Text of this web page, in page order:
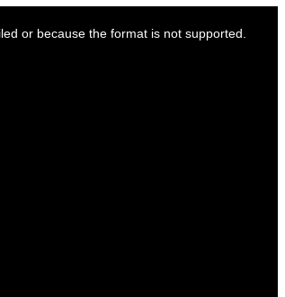
or because the format is not supported.